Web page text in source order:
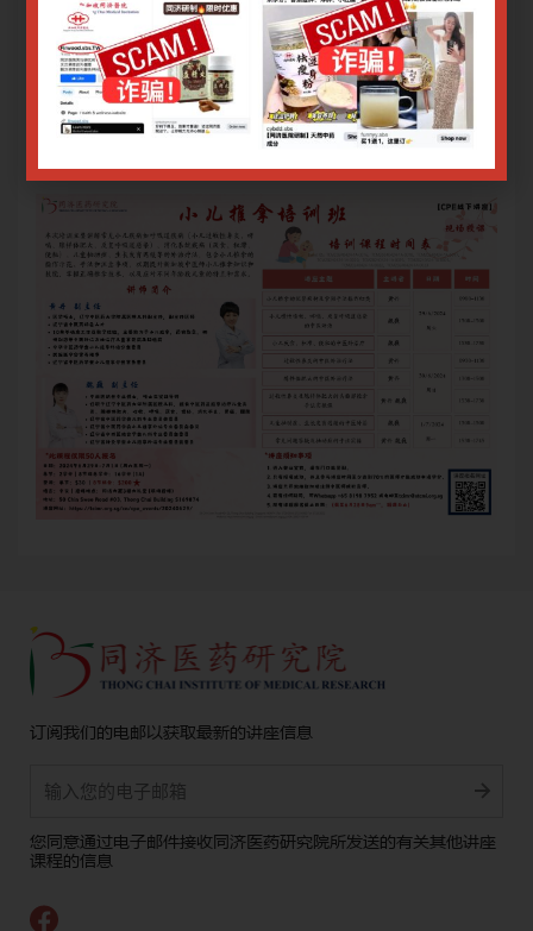
疗这些疾病的方法。
网上报名截止日期：28/06/2024 9.00am
只有登录用户才能报名
登录或注册
订阅我们的电邮以获取最新的讲座信息
Alternative:
您同意通过电子邮件接收同济医药研究院所发送的有关其他讲座
课程的信息